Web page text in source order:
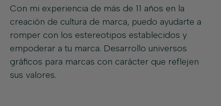
Con mi experiencia de más de 11 años en la
creación de cultura de marca, puedo ayudarte a
romper con los estereotipos establecidos y
empoderar a tu marca. Desarrollo universos
gráficos para marcas con carácter que reflejen
sus valores.